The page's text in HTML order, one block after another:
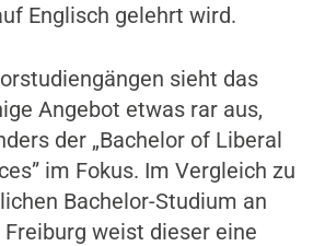
Englisch gelehrt wird.
sieht das
Angebot etwas rar aus,
der „Bachelor of Liberal
im Fokus. Im Vergleich zu
Bachelor-Studium an
weist dieser eine